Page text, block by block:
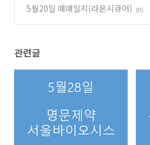
5월20일 매매일지(라온시큐어) (0)
관련글